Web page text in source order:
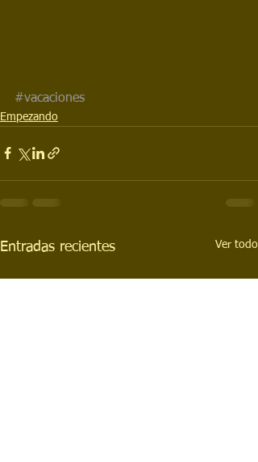
#vacaciones
Empezando
Entradas recientes Ver todo